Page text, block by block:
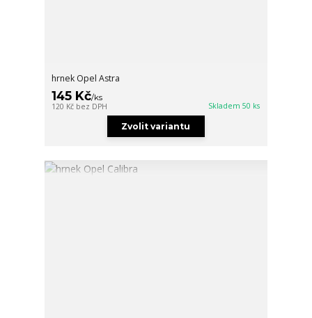
hrnek Opel Astra
145 Kč/ks
120 Kč bez DPH Skladem 50 ks
Zvolit variantu